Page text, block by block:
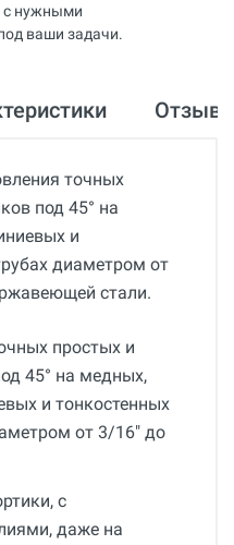
с нужными
ваши задачи.
точных
под 45° на
и
диаметром от
стали.
простых и
45° на медных,
и тонкостенных
от 3/16" до
с
даже на